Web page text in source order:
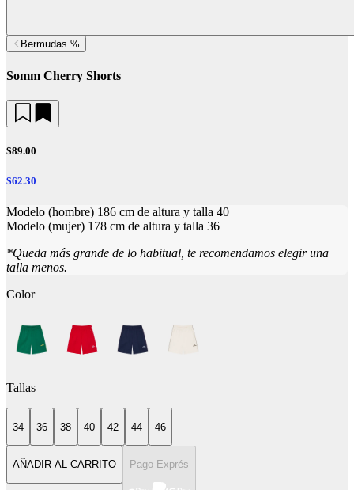
Bermudas %
Somm Cherry Shorts
$89.00
$62.30
Modelo (hombre) 186 cm de altura y talla 40
Modelo (mujer) 178 cm de altura y talla 36
*Queda más grande de lo habitual, te recomendamos elegir una
talla menos.
Color
Tallas
34 36 38 40 42 44 46
AÑADIR AL CARRITO Pago Exprés